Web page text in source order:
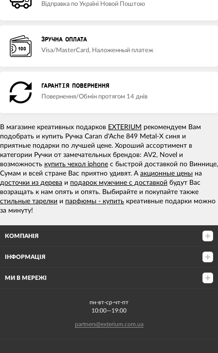
Відправка по Україні Новой Поштою
ЗРУЧНА ОПЛАТА
Visa/MasterCard, Наложенный платеж
ГАРАНТІЯ ПОВЕРНЕННЯ
Повернення/Обмін протягом 14 днів
В магазине креативных подарков EXTERIUM рекомендуем Вам
подобрать и купить Ручка Caran d'Ache 849 Metal-X синя и
приятные подарки по лучшей цене. Хороший ассортимент в
категории Ручки от замечательных брендов: AV2, Novel и
возможность купить чехол iphone с быстрой доставкой по Виннице,
Сумам и всей стране Вас приятно удивят. А акционные цены на
досточки из дерева и подарок мужчине с доставкой будут Вас
возращать к нам опять и опять. Выбирайте и покупайте также
стильные тарелки и парфюмы - купить креативные подарки можно
за минуту!
КОМПАНІЯ
ІНФОРМАЦІЯ
МИ В МЕРЕЖІ
пн-вт-ср-чт-пт
10:00—19:00
partners@exterium.com.ua